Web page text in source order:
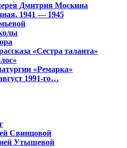
Дмитрия Москина
1941 — 1945
«Сестра таланта»
«Ремарка»
1991-го…
Свинцовой
Утышевой